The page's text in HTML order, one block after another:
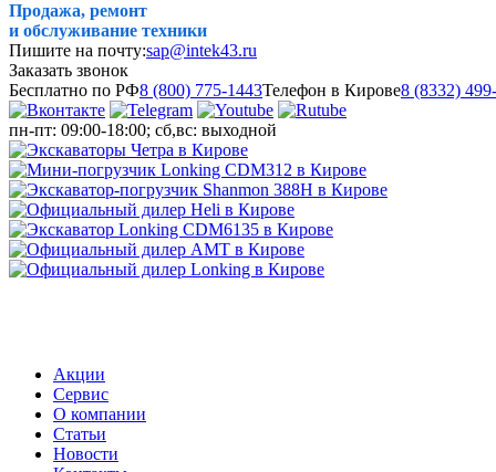
Продажа, ремонт
и обслуживание техники
Пишите на почту:sap@intek43.ru
Заказать звонок
Бесплатно по РФ8 (800) 775-1443Телефон в Кирове8 (8332)
пн-пт: 09:00-18:00; сб,вс: выходной
Акции
Сервис
О компании
Статьи
Новости